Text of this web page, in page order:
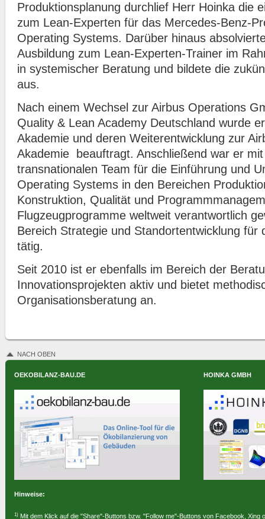
Produktionsplanung durchlief Herr Hoinka die
zum Lean-Experten für das Mercedes-Benz-
Operating Systems. Darüber hinaus
Ausbildung zum Lean-Experten-Trainer im
in systemischer Beratung und bildete die
aus.
Nach einem Wechsel zur Airbus Operations
Quality & Lean Academy Deutschland wurde
Akademie und deren Weiterentwicklung zur
Akademie beauftragt. Anschließend war er
transnationalen Team für die Einführung und
Operating Systems in den Bereichen
Konstruktion, Qualität und
Flugzeugprogramme weltweit verantwortlich
Bereich Strategie und Standortentwicklung für
tätig.
Seit 2010 ist er ebenfalls im Bereich der
Innovationsprojekten aktiv und bietet
Organisationsberatung an.
NACH OBEN
OEKOBILANZ-BAU.DE HOINKA GMBH
Hinweise:
1) Mit dem Klick auf die "Share"-Buttons bzw. "Follow me"-Buttons von Facebook,